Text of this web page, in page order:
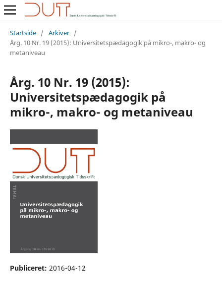
Startside / Arkiver /
Årg. 10 Nr. 19 (2015): Universitetspædagogik på mikro-, makro- og
metaniveau
Årg. 10 Nr. 19 (2015):
Universitetspædagogik på
mikro-, makro- og metaniveau
Publiceret: 2016-04-12